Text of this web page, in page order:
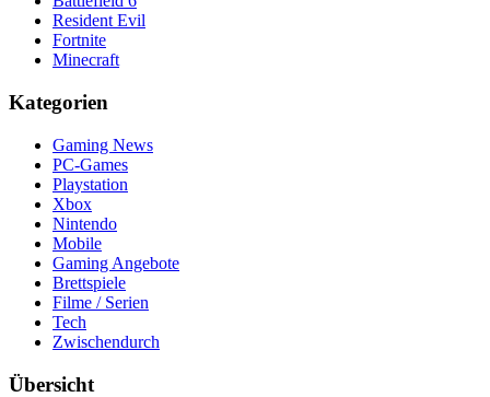
Resident Evil
Fortnite
Minecraft
Kategorien
Gaming News
PC-Games
Playstation
Xbox
Nintendo
Mobile
Gaming Angebote
Brettspiele
Filme / Serien
Tech
Zwischendurch
Übersicht